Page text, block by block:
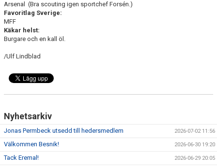
Arsenal (Bra scouting igen sportchef Forsén.)
Favoritlag Sverige:
MFF
Käkar helst:
Burgare och en kall öl.
/Ulf Lindblad
Nyhetsarkiv
Jonas Permbeck utsedd till hedersmedlem 2026-07-02 11:56
Välkommen Besnik! 2026-06-30 19:20
Tack Eremal! 2026-06-29 20:05